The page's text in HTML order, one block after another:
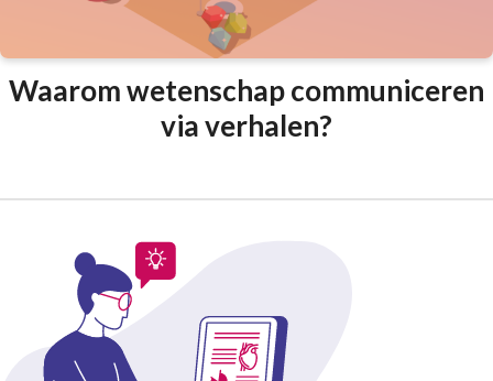
Waarom wetenschap communiceren
via verhalen?